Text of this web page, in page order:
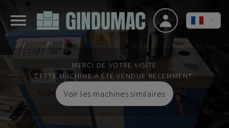
MERCI DE VOTRE VISITE
CETTE MACHINE A ÉTÉ VENDUE RÉCEMMENT.
Voir les machines similaires